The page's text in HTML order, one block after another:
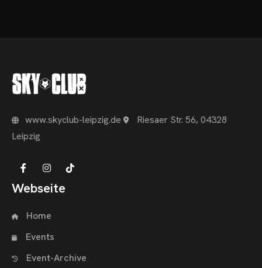
www.skyclub-leipzig.de
Riesaer Str. 56, 04328
Leipzig
Webseite
Home
Events
Event-Archive